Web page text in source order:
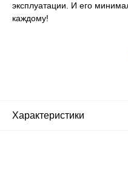
эксплуатации. И его
каждому!
Характеристики